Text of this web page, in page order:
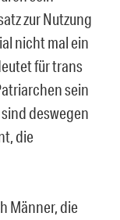
zur Nutzung
nicht mal ein
für trans
sein
deswegen
die
Männer, die